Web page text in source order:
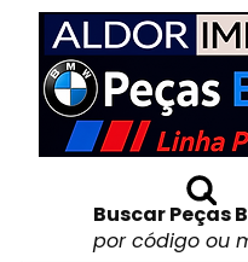
Buscar Peças
por código ou